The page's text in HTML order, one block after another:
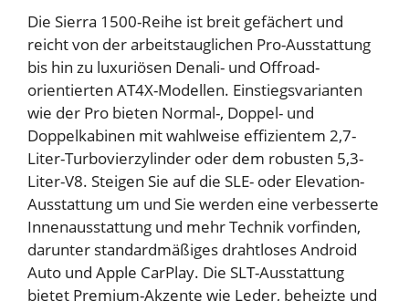
Die Sierra 1500-Reihe ist breit gefächert und
reicht von der arbeitstauglichen Pro-Ausstattung
bis hin zu luxuriösen Denali- und Offroad-
orientierten AT4X-Modellen. Einstiegsvarianten
wie der Pro bieten Normal-, Doppel- und
Doppelkabinen mit wahlweise effizientem 2,7-
Liter-Turbovierzylinder oder dem robusten 5,3-
Liter-V8. Steigen Sie auf die SLE- oder Elevation-
Ausstattung um und Sie werden eine verbesserte
Innenausstattung und mehr Technik vorfinden,
darunter standardmäßiges drahtloses Android
Auto und Apple CarPlay. Die SLT-Ausstattung
bietet Premium-Akzente wie Leder, beheizte und